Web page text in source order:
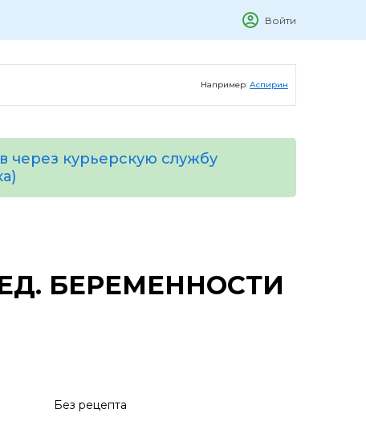
Войти
Например: Аспирин
через курьерскую службу
БЕРЕМЕННОСТИ
Без рецепта